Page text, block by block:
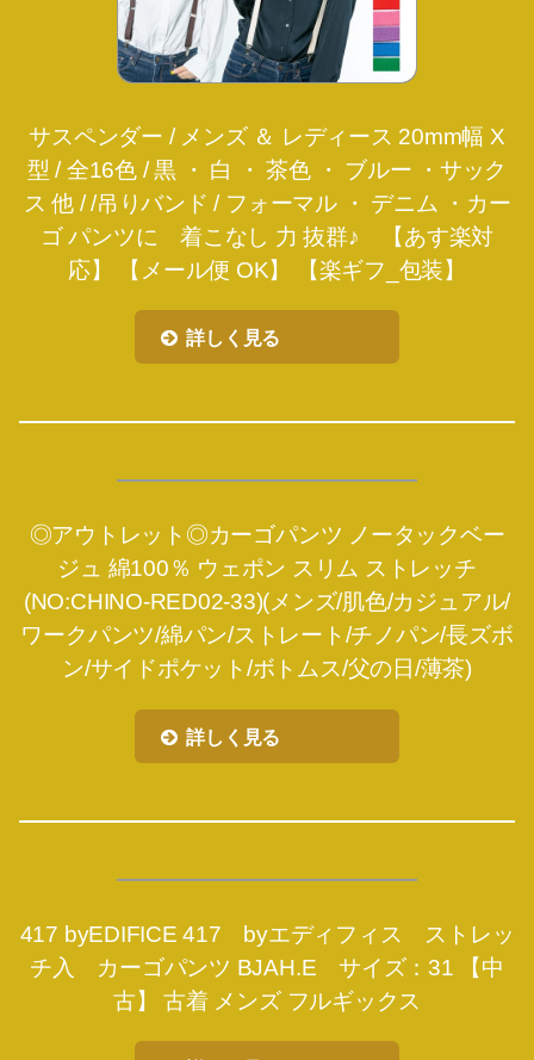
サスペンダー / メンズ ＆ レディース 20mm幅 X
型 / 全16色 / 黒 ・ 白 ・ 茶色 ・ ブルー ・サック
ス 他 / /吊りバンド / フォーマル ・ デニム ・カー
ゴ パンツに 着こなし 力 抜群♪ 【あす楽対
応】 【メール便 OK】 【楽ギフ_包装】
詳しく見る
◎アウトレット◎カーゴパンツ ノータックベー
ジュ 綿100％ ウェポン スリム ストレッチ
(NO:CHINO-RED02-33)(メンズ/肌色/カジュアル/
ワークパンツ/綿パン/ストレート/チノパン/長ズボ
ン/サイドポケット/ボトムス/父の日/薄茶)
詳しく見る
417 byEDIFICE 417 byエディフィス ストレッ
チ入 カーゴパンツ BJAH.E サイズ：31 【中
古】 古着 メンズ フルギックス